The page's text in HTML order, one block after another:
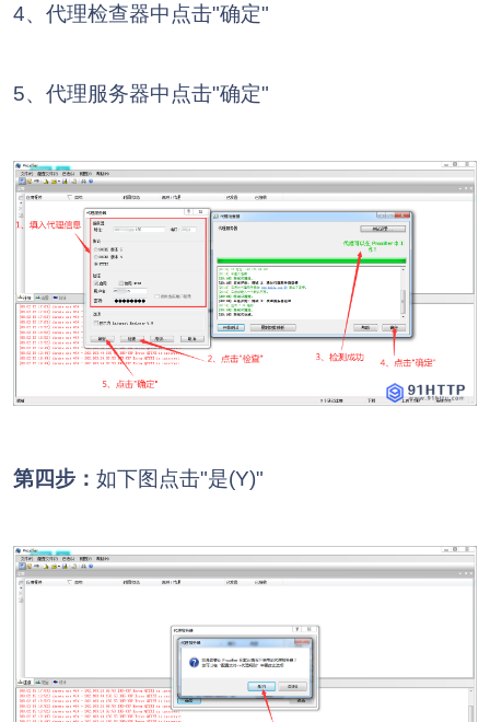
4、代理检查器中点击"确定"
5、代理服务器中点击"确定"
第四步： 如下图点击"是(Y)"